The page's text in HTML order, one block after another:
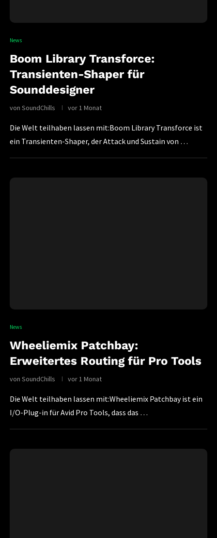
News
Boom Library Transforce:
Transienten-Shaper für
Sounddesigner
von SoundChills vor 1 Monat
Die Welt teilhaben lassen mit:Boom Library Transforce ist
ein Transienten-Shaper, der Attack und Sustain von …
News
Wheeliemix Patchbay:
Erweitertes Routing für Pro Tools
von SoundChills vor 1 Monat
Die Welt teilhaben lassen mit:Wheeliemix Patchbay ist ein
I/O-Plug-in für Avid Pro Tools, dass das …